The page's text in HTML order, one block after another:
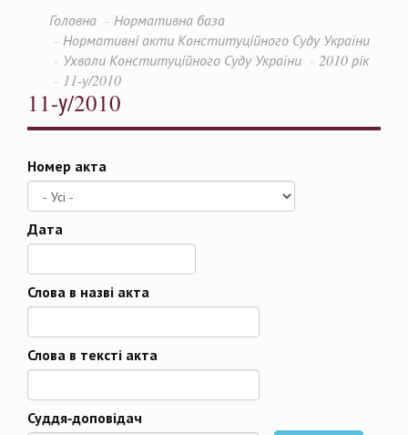
Головна
Нормативна база
Нормативні акти Конституційного Суду України
Ухвали Конституційного Суду України
2010 рік
11-у/2010
11-у/2010
Номер акта
Дата
Дата
Слова в назві акта
Слова в тексті акта
Суддя-доповідач